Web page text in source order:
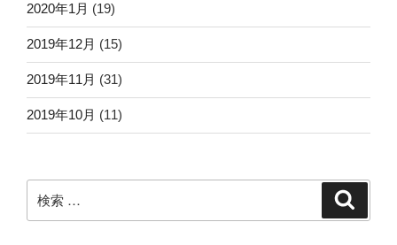
2020年1月 (19)
2019年12月 (15)
2019年11月 (31)
2019年10月 (11)
索: